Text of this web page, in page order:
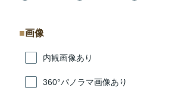
画像
内観画像あり
360°パノラマ画像あり